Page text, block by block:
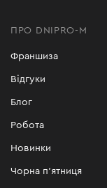
ПРО DNIPRO-M
Франшиза
Відгуки
Блог
Робота
Новинки
Чорна п'ятниця